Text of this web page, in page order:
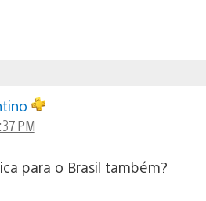
PM
para o Brasil também?